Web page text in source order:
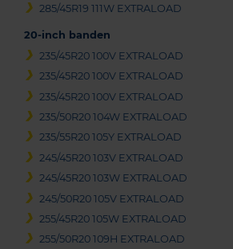
285/45R19 111W EXTRALOAD
20-inch banden
235/45R20 100V EXTRALOAD
235/45R20 100V EXTRALOAD
235/45R20 100V EXTRALOAD
235/50R20 104W EXTRALOAD
235/55R20 105Y EXTRALOAD
245/45R20 103V EXTRALOAD
245/45R20 103W EXTRALOAD
245/50R20 105V EXTRALOAD
255/45R20 105W EXTRALOAD
255/50R20 109H EXTRALOAD